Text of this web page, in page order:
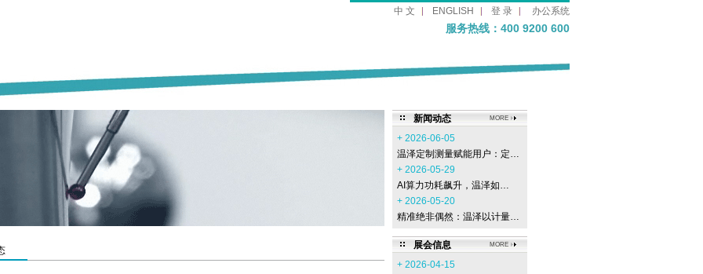
中 文 ENGLISH 登 录 办公系统
服务热线：400 9200 600
MORE
新闻动态
+ 2026-06-05
温泽定制测量赋能用户：定…
+ 2026-05-29
AI算力功耗飙升，温泽如…
+ 2026-05-20
精准绝非偶然：温泽以计量…
MORE
展会信息
+ 2026-04-15